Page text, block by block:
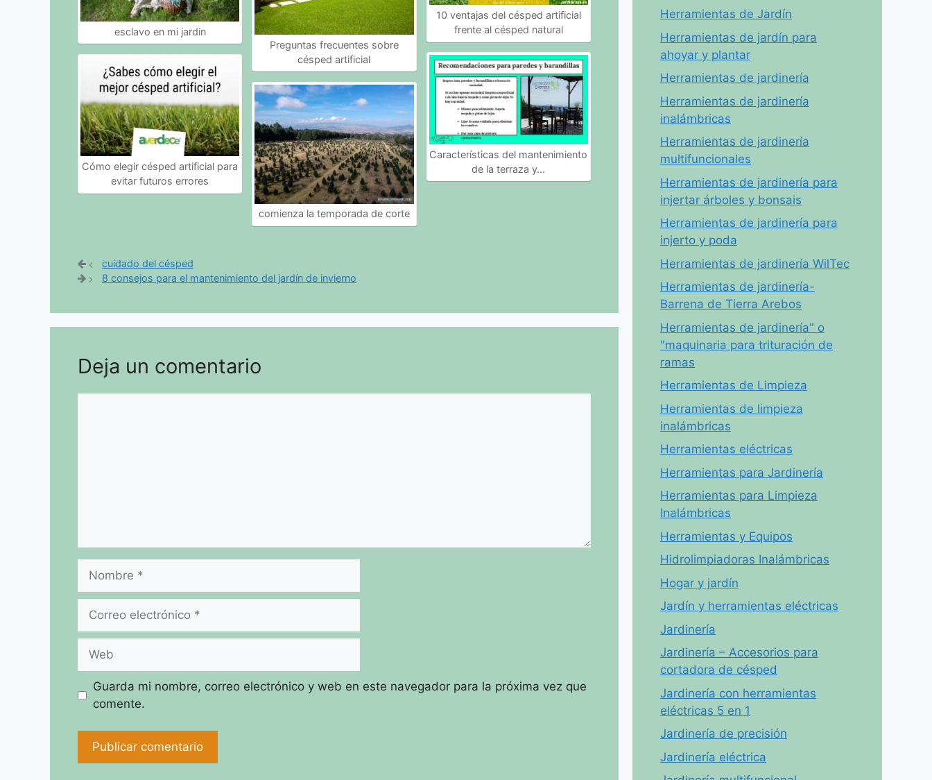
esclavo en mi jardin
Cómo elegir césped artificial para
evitar futuros errores
Preguntas frecuentes sobre
césped artificial
comienza la temporada de corte
10 ventajas del césped artificial
frente al césped natural
Características del mantenimiento
de la terraza y…
cuidado del césped
8 consejos para el mantenimiento del jardín de invierno
Deja un comentario
Nombre
Correo
Web
Guarda mi nombre, correo electrónico y web en este navegador para la próxima vez que
comente.
Herramientas de Jardín
Herramientas de jardín para
ahoyar y plantar
Herramientas de jardinería
Herramientas de jardinería
inalámbricas
Herramientas de jardinería
multifuncionales
Herramientas de jardinería para
injertar árboles y bonsais
Herramientas de jardinería para
injerto y poda
Herramientas de jardinería WilTec
Herramientas de jardinería-
Barrena de Tierra Arebos
Herramientas de jardinería" o
"maquinaria para trituración de
ramas
Herramientas de Limpieza
Herramientas de limpieza
inalámbricas
Herramientas eléctricas
Herramientas para Jardinería
Herramientas para Limpieza
Inalámbricas
Herramientas y Equipos
Hidrolimpiadoras Inalámbricas
Hogar y jardín
Jardín y herramientas eléctricas
Jardinería
Jardinería – Accesorios para
cortadora de césped
Jardinería con herramientas
eléctricas 5 en 1
Jardinería de precisión
Jardinería eléctrica